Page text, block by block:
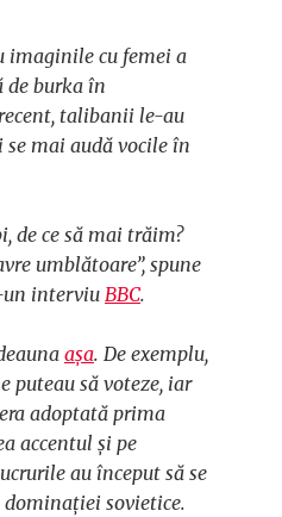
imaginile cu femei a
de burka în
talibanii le-au
mai audă vocile în
de ce să mai trăim?
umblătoare”, spune
un interviuBBC.
așa. De exemplu,
puteau să voteze, iar
adoptată prima
accentul și pe
au început să se
dominației sovietice.